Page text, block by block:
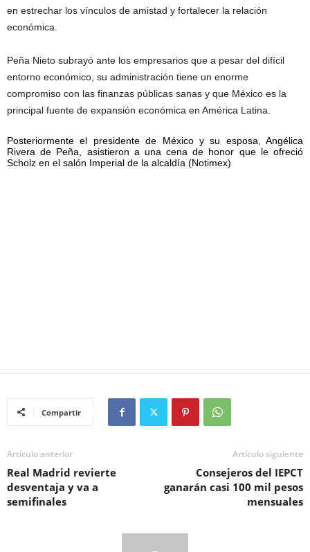
en estrechar los vínculos de amistad y fortalecer la relación
económica.
Peña Nieto subrayó ante los empresarios que a pesar del difícil
entorno económico, su administración tiene un enorme
compromiso con las finanzas públicas sanas y que México es la
principal fuente de expansión económica en América Latina.
Posteriormente el presidente de México y su esposa, Angélica
Rivera de Peña, asistieron a una cena de honor que le ofreció
Scholz en el salón Imperial de la alcaldía (Notimex)
Compartir
Artículo anterior
Real Madrid revierte
desventaja y va a
semifinales
Artículo siguiente
Consejeros del IEPCT
ganarán casi 100 mil pesos
mensuales